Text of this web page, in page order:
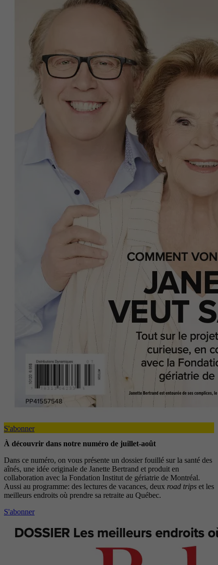
S'abonner
À découvrir dans notre numéro de juillet-août
Dans ce numéro, on vous présente un dossier fouillé sur la santé des
aînés, une idée originale de Janette Bertrand et produit en
collaboration avec la Fondation Institut de gériatrie de Montréal.
Aussi au programme: des lectures de vacances, deux road trips et les
meilleurs endroits où prendre sa retraite au Québec.
S'abonner